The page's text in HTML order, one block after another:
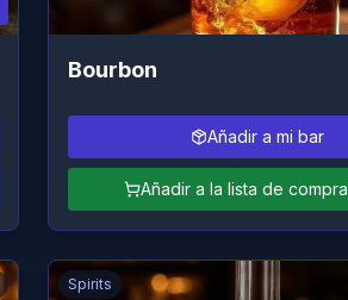
Bourbon
Añadir a mi bar
Añadir a la lista de compra
Spirits